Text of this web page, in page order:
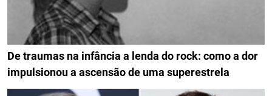
De traumas na infância a lenda do rock: como a dor
impulsionou a ascensão de uma superestrela